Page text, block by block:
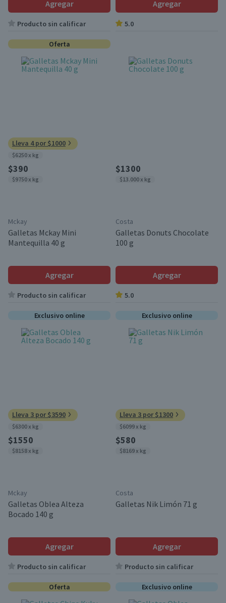
Agregar
Producto sin calificar
Agregar
5.0
Oferta
Lleva 4 por $1000
$6250 x kg
$390
$9750 x kg
Mckay
Galletas Mckay Mini
Mantequilla 40 g
Agregar
Producto sin calificar
$1300
$13.000 x kg
Costa
Galletas Donuts Chocolate
100 g
Agregar
5.0
Exclusivo online
Lleva 3 por $3590
$6300 x kg
$1550
$8158 x kg
Mckay
Galletas Oblea Alteza
Bocado 140 g
Agregar
Producto sin calificar
Exclusivo online
Lleva 3 por $1300
$6099 x kg
$580
$8169 x kg
Costa
Galletas Nik Limón 71 g
Agregar
Producto sin calificar
Oferta Exclusivo online